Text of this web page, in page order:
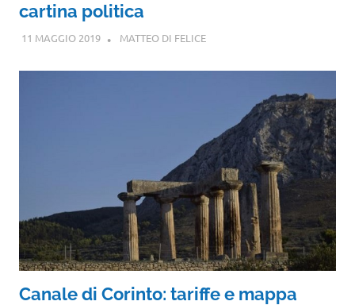
cartina politica
11 MAGGIO 2019 MATTEO DI FELICE
Canale di Corinto: tariffe e mappa